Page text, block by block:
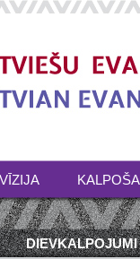
DIEVKALPOJUMI